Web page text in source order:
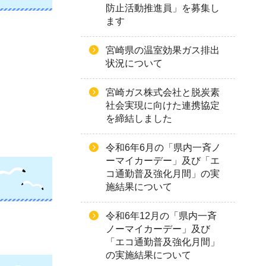
防止活動推進員」を募集し
ます
宮崎県の温室効果ガス排出
状況について
宮崎ガス株式会社と脱炭素
社会実現に向けた連携協定
を締結しました
令和6年6月の「県内一斉ノ
ーマイカーデー」及び「エ
コ通勤普及強化月間」の実
施結果について
令和6年12月の「県内一斉
ノーマイカーデー」及び
「エコ通勤普及強化月間」
の実施結果について